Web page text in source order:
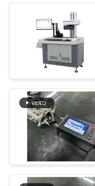
POLICY